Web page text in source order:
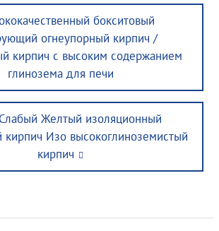
бокситовый
огнеупорный кирпич /
кирпич с высоким содержанием
глинозема для печи
Желтый изоляционный
кирпич Изо высокоглиноземистый
кирпич